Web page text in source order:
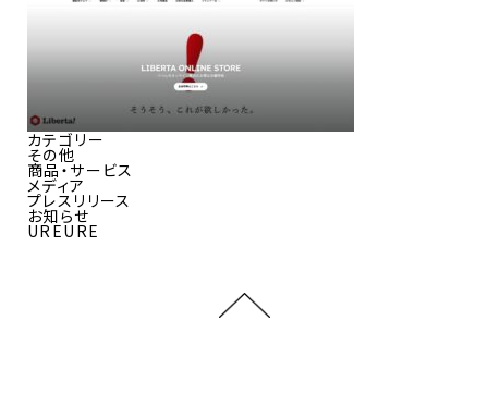
カテゴリー
その他
商品・サービス
メディア
プレスリリース
お知らせ
UREURE